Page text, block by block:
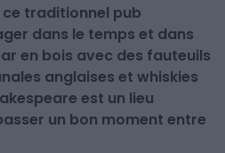
ce traditionnel pub
dans le temps et dans
en bois avec des fauteuils
anglaises et whiskies
est un lieu
un bon moment entre